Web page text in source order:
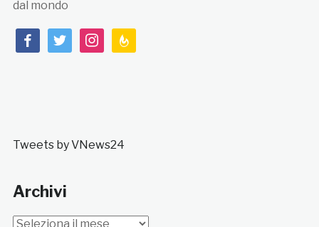
dal mondo
facebooktwitterinstagramfeedburner
Tweets by VNews24
Archivi
Archivi